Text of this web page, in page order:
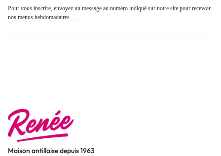
Pour vous inscrire, envoyez un message au numéro indiqué sur notre site pour recevoir
nos menus hebdomadaires.…
Maison antillaise depuis 1963